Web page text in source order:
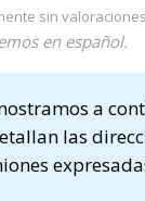
sin valoraciones
en español.
a
las